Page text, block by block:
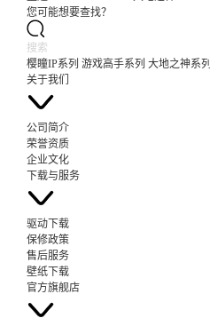
您可能想要查找？
樱瞳IP系列 游戏高手系列 大地之神系列
关于我们
公司简介
荣誉资质
企业文化
下载与服务
驱动下载
保修政策
售后服务
壁纸下载
官方旗舰店